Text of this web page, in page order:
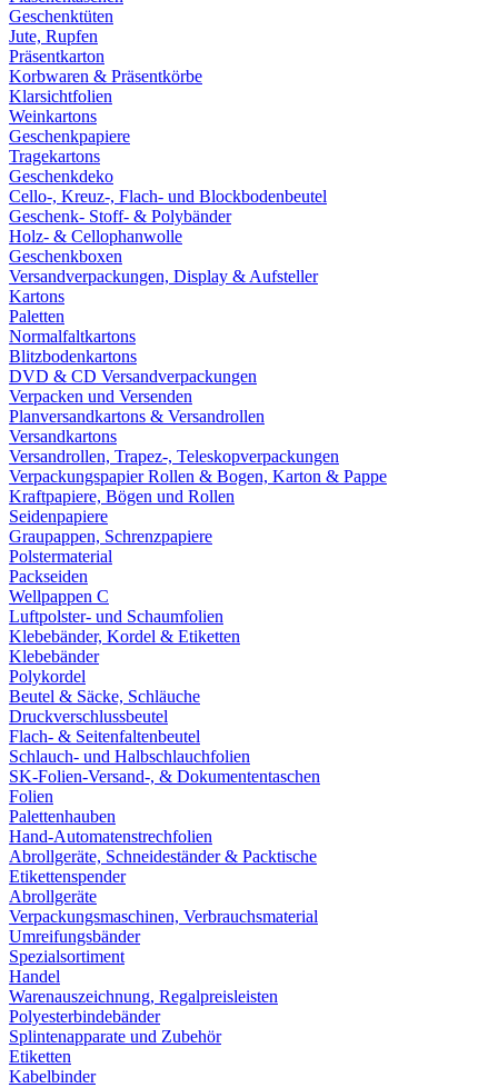
Geschenktüten
Jute, Rupfen
Präsentkarton
Korbwaren & Präsentkörbe
Klarsichtfolien
Weinkartons
Geschenkpapiere
Tragekartons
Geschenkdeko
Cello-, Kreuz-, Flach- und Blockbodenbeutel
Geschenk- Stoff- & Polybänder
Holz- & Cellophanwolle
Geschenkboxen
Versandverpackungen, Display & Aufsteller
Kartons
Paletten
Normalfaltkartons
Blitzbodenkartons
DVD & CD Versandverpackungen
Verpacken und Versenden
Planversandkartons & Versandrollen
Versandkartons
Versandrollen, Trapez-, Teleskopverpackungen
Verpackungspapier Rollen & Bogen, Karton & Pappe
Kraftpapiere, Bögen und Rollen
Seidenpapiere
Graupappen, Schrenzpapiere
Polstermaterial
Packseiden
Wellpappen C
Luftpolster- und Schaumfolien
Klebebänder, Kordel & Etiketten
Klebebänder
Polykordel
Beutel & Säcke, Schläuche
Druckverschlussbeutel
Flach- & Seitenfaltenbeutel
Schlauch- und Halbschlauchfolien
SK-Folien-Versand-, & Dokumententaschen
Folien
Palettenhauben
Hand-Automatenstrechfolien
Abrollgeräte, Schneideständer & Packtische
Etikettenspender
Abrollgeräte
Verpackungsmaschinen, Verbrauchsmaterial
Umreifungsbänder
Spezialsortiment
Handel
Warenauszeichnung, Regalpreisleisten
Polyesterbindebänder
Splintenapparate und Zubehör
Etiketten
Kabelbinder